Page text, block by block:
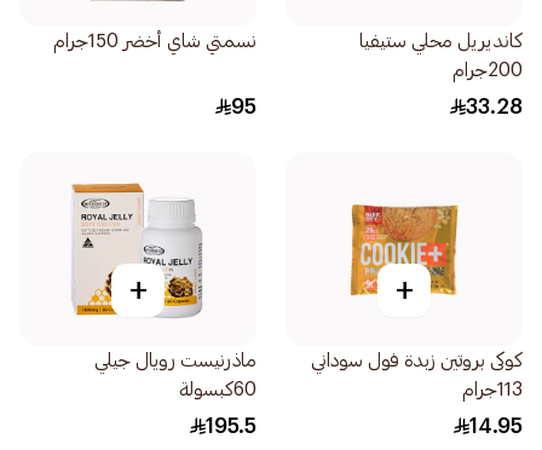
كانديريل محلي ستيفيا
200جرام
33.28
نسمتي شاي أخضر 150جرام
95
+
كوكى بروتين زبدة فول سوداني
113جرام
14.95
+
ماذرنيست رويال جيلي
60كبسولة
195.5